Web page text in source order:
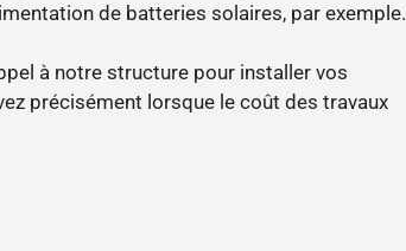
de batteries solaires, par exemple.
à notre structure pour installer vos
précisément lorsque le coût des travaux